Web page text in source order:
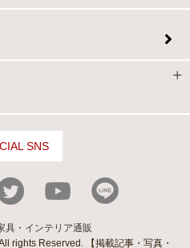
SNS
具・インテリア通販
All rights Reserved. 【掲載記事・写真・